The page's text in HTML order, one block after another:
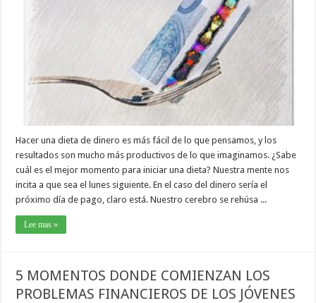
Hacer una dieta de dinero es más fácil de lo que pensamos, y los
resultados son mucho más productivos de lo que imaginamos. ¿Sabe
cuál es el mejor momento para iniciar una dieta? Nuestra mente nos
incita a que sea el lunes siguiente. En el caso del dinero sería el
próximo día de pago, claro está. Nuestro cerebro se rehúsa ...
Lee mas »
5 MOMENTOS DONDE COMIENZAN LOS
PROBLEMAS FINANCIEROS DE LOS JÓVENES